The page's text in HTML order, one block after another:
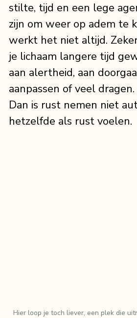
stilte, tijd en een lege
zijn om weer op adem te
werkt het niet altijd.
je lichaam langere tijd
aan alertheid, aan
aanpassen of veel dragen.
Dan is rust nemen niet
hetzelfde als rust voelen.
Hier loop je toch liever, een plek die